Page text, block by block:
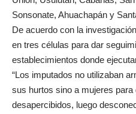
Sonsonate, Ahuachapán y
De acuerdo con la
en tres células para dar
establecimientos donde
“Los imputados no utilizaban
sus hurtos sino a mujeres
desapercibidos, luego